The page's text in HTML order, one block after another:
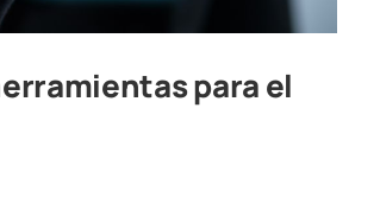
para el